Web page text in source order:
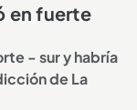
en fuerte
- sur y habría
de La